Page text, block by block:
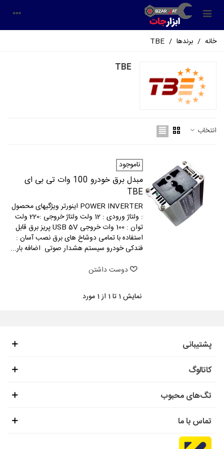
خانه / برندها /
TBE
TBE
انتخاب
ناموجود
مبدل برق خودرو 100 وات تی بی ای
TBE
POWER INVERTER اينورتر ویژگیهای محصول
: ولتاژ ورودی : 12 ولت ولتاژ خروجی :220 ولت
توان : 100 وات خروجی USB 5V پریز برق قابل
استفاده با تمامی دوشاخ های برق نصب آسان :
فندکی خودرو سیستم هشدار صوتی اضافه بار...
دوست داشتن
نمایش 1 تا 1 از 1 مورد
پشتیبانی
کاتالوگ
تگ‌های محبوب
تماس با ما